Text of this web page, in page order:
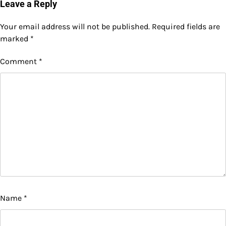
Leave a Reply
Your email address will not be published. Required fields are
marked *
Comment *
Name *